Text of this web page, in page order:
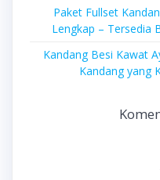
Paket Fullset
Lengkap – Tersedia
Kandang Besi Kawat
Kandang yang